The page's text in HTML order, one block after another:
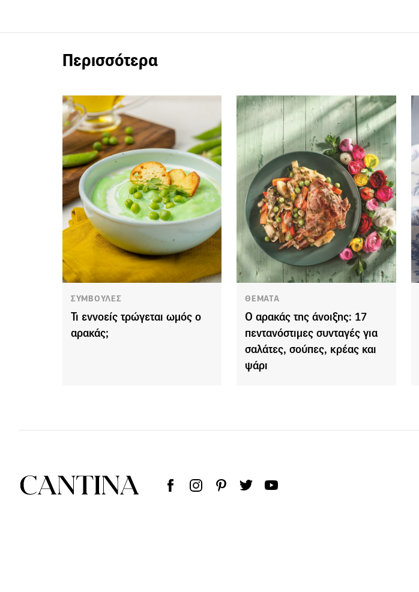
Περισσότερα
ΣΥΜΒΟΥΛΕΣ
Τι εννοείς τρώγεται ωμός ο
αρακάς;
ΘΕΜΑΤΑ
Ο αρακάς της άνοιξης: 17
πεντανόστιμες συνταγές για
σαλάτες, σούπες, κρέας και
ψάρι